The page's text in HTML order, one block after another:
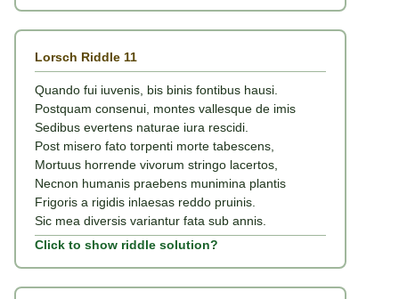
Lorsch Riddle 11
Quando fui iuvenis, bis binis fontibus hausi.
Postquam consenui, montes vallesque de imis
Sedibus evertens naturae iura rescidi.
Post misero fato torpenti morte tabescens,
Mortuus horrende vivorum stringo lacertos,
Necnon humanis praebens munimina plantis
Frigoris a rigidis inlaesas reddo pruinis.
Sic mea diversis variantur fata sub annis.
Click to show riddle solution?